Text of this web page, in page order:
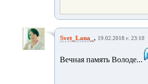
Svet_Lana_ , 19.02.2018 г. 23:10
Вечная память Володе...